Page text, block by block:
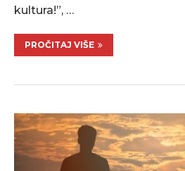
kultura!”, …
PROČITAJ VIŠE